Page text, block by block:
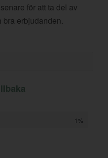
för att ta del av
bra erbjudanden.
1%